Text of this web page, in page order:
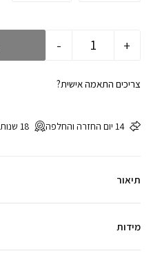
- +
צריכים התאמה אישית?
14 יום החזרה והחלפה 18 שנות ניסיון
תיאור
מידות